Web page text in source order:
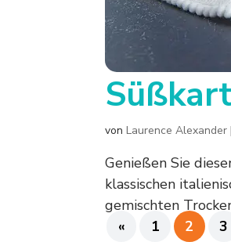
vonLaurence Alexander
Genießen Sie
klassischen
gemischten
«
1 2 3